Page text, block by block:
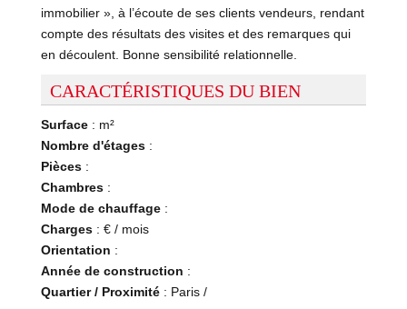
immobilier », à l’écoute de ses clients vendeurs, rendant
compte des résultats des visites et des remarques qui
en découlent. Bonne sensibilité relationnelle.
CARACTÉRISTIQUES DU BIEN
Surface: m²
Nombre d'étages:
Pièces:
Chambres:
Mode de chauffage:
Charges: € / mois
Orientation :
Année de construction :
Quartier / Proximité: Paris /